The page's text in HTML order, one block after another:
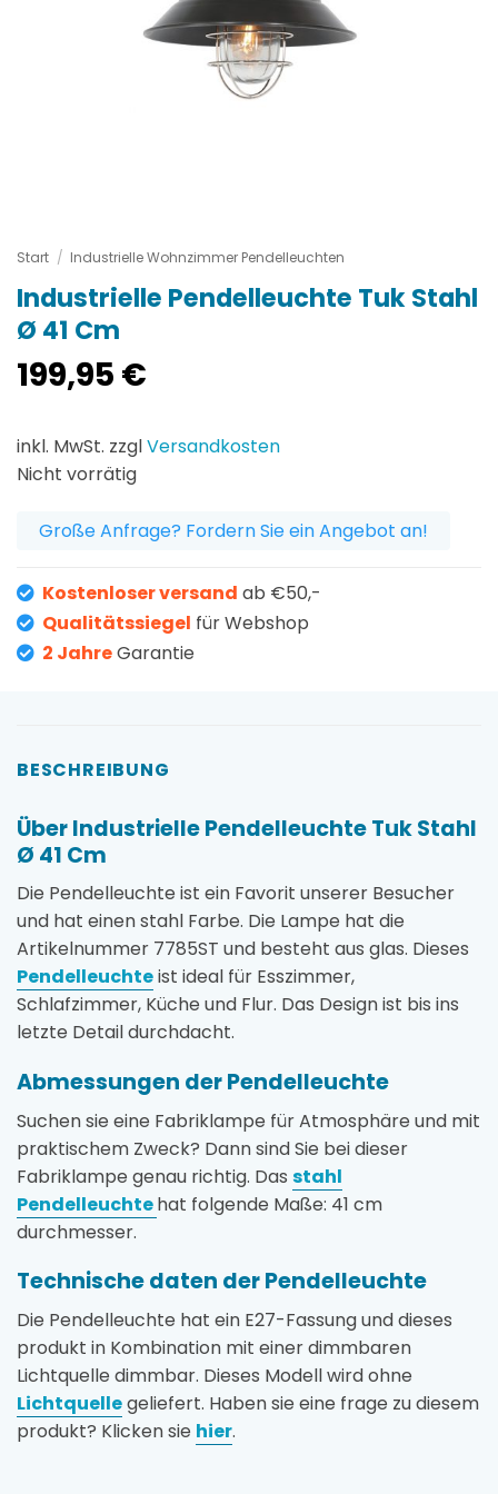
Start / Industrielle Wohnzimmer Pendelleuchten
Industrielle Pendelleuchte Tuk Stahl
Ø 41 Cm
199,95 €
inkl. MwSt. zzglVersandkosten
Nicht vorrätig
Große Anfrage? Fordern Sie ein Angebot an!
Kostenloser versand ab €50,-
Qualitätssiegel für Webshop
2 JahreGarantie
BESCHREIBUNG
Über Industrielle Pendelleuchte Tuk Stahl
Ø 41 Cm
Die Pendelleuchte ist ein Favorit unserer Besucher
und hat einen stahl Farbe. Die Lampe hat die
Artikelnummer 7785ST und besteht aus glas. Dieses
Pendelleuchteist ideal für Esszimmer,
Schlafzimmer, Küche und Flur. Das Design ist bis ins
letzte Detail durchdacht.
Abmessungen der Pendelleuchte
Suchen sie eine Fabriklampe für Atmosphäre und mit
praktischem Zweck? Dann sind Sie bei dieser
Fabriklampe genau richtig. Das stahl
Pendelleuchtehat folgende Maße: 41 cm
durchmesser.
Technische daten der Pendelleuchte
Die Pendelleuchte hat ein E27-Fassung und dieses
produkt in Kombination mit einer dimmbaren
Lichtquelle dimmbar. Dieses Modell wird ohne
Lichtquellegeliefert. Haben sie eine frage zu diesem
produkt? Klicken sie hier.